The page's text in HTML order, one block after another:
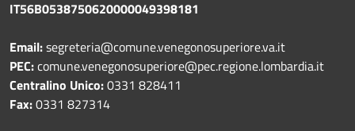
IT56B0538750620000049398181
Email:segreteria@comune.venegonosuperiore.va.it
PEC:comune.venegonosuperiore@pec.regione.lombardia.it
Centralino Unico:0331 828411
Fax:0331 827314